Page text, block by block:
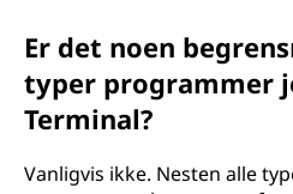
Er det noen
typer programmer
Terminal?
Vanligvis ikke. Nesten alle